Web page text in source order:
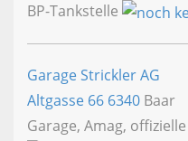
BP-Tankstelle
Garage Strickler AG
Altgasse 66 6340 Baar
Garage, Amag,